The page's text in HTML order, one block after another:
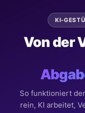
KI-
Von der
So funktioniert
rein, KI arbeitet,